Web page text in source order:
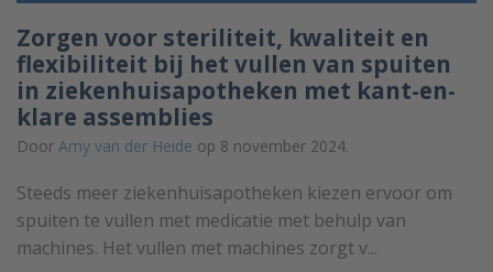
Zorgen voor steriliteit, kwaliteit en
flexibiliteit bij het vullen van spuiten
in ziekenhuisapotheken met kant-en-
klare assemblies
Door Amy van der Heide op 8 november 2024.
Steeds meer ziekenhuisapotheken kiezen ervoor om
spuiten te vullen met medicatie met behulp van
machines. Het vullen met machines zorgt v...